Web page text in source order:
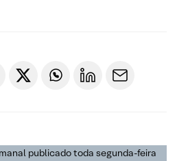
publicado toda segunda-feira